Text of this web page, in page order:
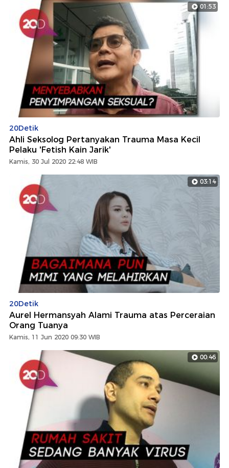
01:53
20Detik
Ahli Seksolog Pertanyakan Trauma Masa Kecil
Pelaku 'Fetish Kain Jarik'
Kamis, 30 Jul 2020 22:48 WIB
03:14
20Detik
Aurel Hermansyah Alami Trauma atas Perceraian
Orang Tuanya
Kamis, 11 Jun 2020 09:30 WIB
00:46